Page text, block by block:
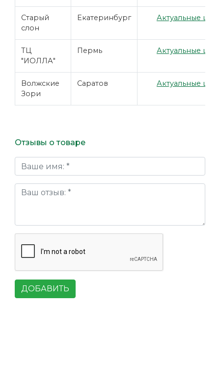
Старый
слон
Екатеринбург Актуальные
ТЦ
"ИОЛЛА"
Пермь Актуальные
Волжские
Зори
Саратов Актуальные
Отзывы о товаре
ДОБАВИТЬ